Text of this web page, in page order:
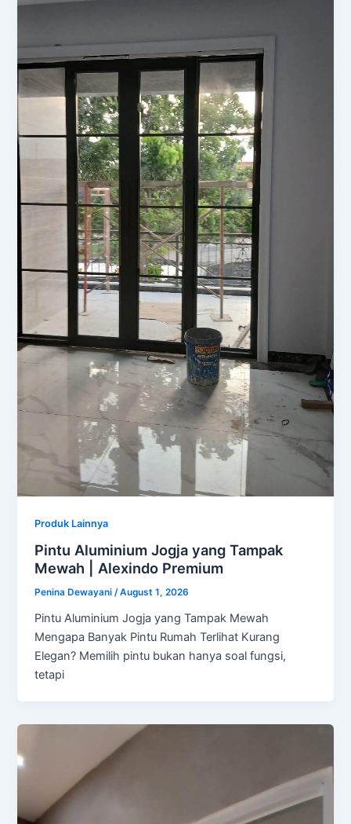
Produk Lainnya
Pintu Aluminium Jogja yang Tampak
Mewah | Alexindo Premium
Penina Dewayani/August 1, 2026
Pintu Aluminium Jogja yang Tampak Mewah
Mengapa Banyak Pintu Rumah Terlihat Kurang
Elegan? Memilih pintu bukan hanya soal fungsi,
tetapi